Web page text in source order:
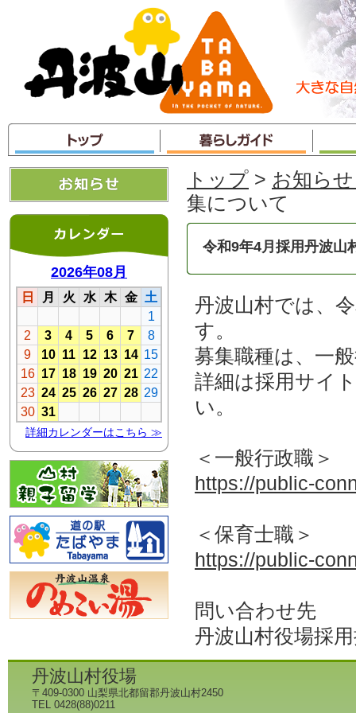
ャ
ン
プ
トップ > お知ら
集について
令和9年4月採用丹波山
丹波山村では、
す。
募集職種は、一
詳細は採用サイ
い。
＜一般行政職＞
https://public-
＜保育士職＞
https://public-
問い合わせ先
丹波山村役場採
丹波山村役場
〒409-0300 山梨県北都留郡丹波山村2450
TEL 0428(88)0211